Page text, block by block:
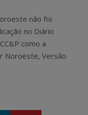
não foi
no Diário
como a
Noroeste, Versão